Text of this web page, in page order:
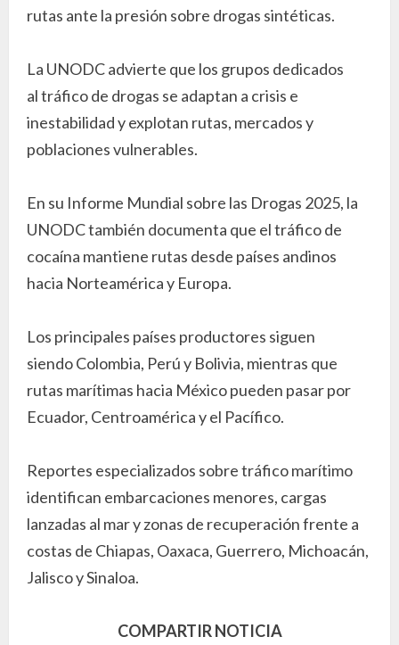
rutas ante la presión sobre drogas sintéticas.
La UNODC advierte que los grupos dedicados
al tráfico de drogas se adaptan a crisis e
inestabilidad y explotan rutas, mercados y
poblaciones vulnerables.
En su Informe Mundial sobre las Drogas 2025, la
UNODC también documenta que el tráfico de
cocaína mantiene rutas desde países andinos
hacia Norteamérica y Europa.
Los principales países productores siguen
siendo Colombia, Perú y Bolivia, mientras que
rutas marítimas hacia México pueden pasar por
Ecuador, Centroamérica y el Pacífico.
Reportes especializados sobre tráfico marítimo
identifican embarcaciones menores, cargas
lanzadas al mar y zonas de recuperación frente a
costas de Chiapas, Oaxaca, Guerrero, Michoacán,
Jalisco y Sinaloa.
COMPARTIR NOTICIA